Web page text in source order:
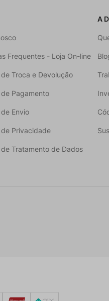
Frequentes - Loja On-line
Troca e Devolução
Pagamento
Envio
Privacidade
Tratamento de Dados
A